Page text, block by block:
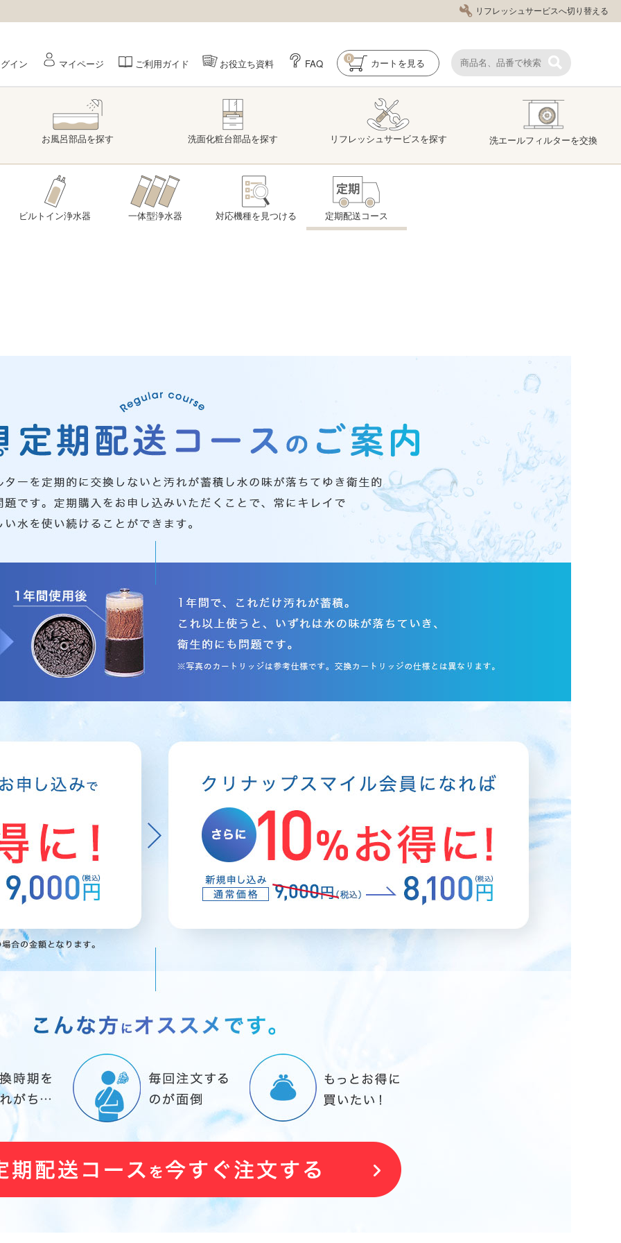
リフレッシュサービスへ切り替える
イン マイページ ご利用ガイド お役立ち資料 FAQ カート を見る
0
お風呂部品を探す 洗面化粧台部品を探す リフレッシュサービスを探す 洗エールフィルターを交換
ビルトイン浄水器 一体型浄水器 対応機種を見つける 定期配送コース